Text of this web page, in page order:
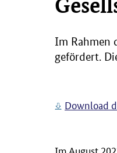
Im Rahmen
gefördert.
Download
Im August